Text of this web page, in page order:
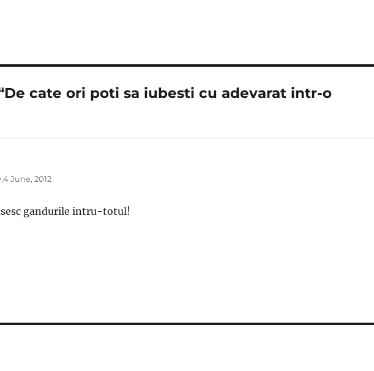
cate ori poti sa iubesti cu adevarat intr-o
June, 2012
gandurile intru-totul!